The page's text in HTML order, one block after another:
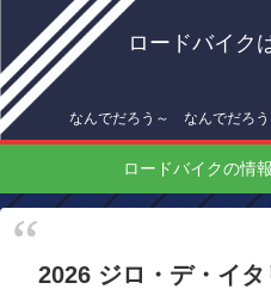
ロードバイク
なんでだろう～ なんでだろ
ロードバイクの情
2026 ジロ・デ・イ